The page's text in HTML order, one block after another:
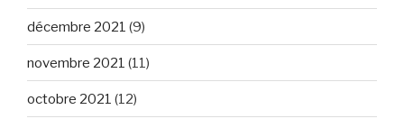
décembre 2021 (9)
novembre 2021 (11)
octobre 2021 (12)